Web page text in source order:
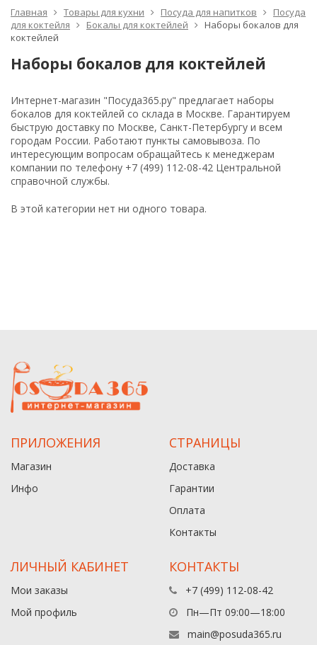
Главная Товары для кухни Посуда для напитков
Посуда
для коктейля
Бокалы для коктейлей
Наборы бокалов для
коктейлей
Наборы бокалов для коктейлей
Интернет-магазин "Посуда365.ру" предлагает наборы
бокалов для коктейлей со склада в Москве. Гарантируем
быструю доставку по Москве, Санкт-Петербургу и всем
городам России. Работают пункты самовывоза. По
интересующим вопросам обращайтесь к менеджерам
компании по телефону +7 (499) 112-08-42 Центральной
справочной службы.
В этой категории нет ни одного товара.
ПРИЛОЖЕНИЯ
Магазин
Инфо
СТРАНИЦЫ
Доставка
Гарантии
Оплата
Контакты
ЛИЧНЫЙ КАБИНЕТ
Мои заказы
Мой профиль
КОНТАКТЫ
+7 (499) 112-08-42
Пн—Пт 09:00—18:00
main@posuda365.ru